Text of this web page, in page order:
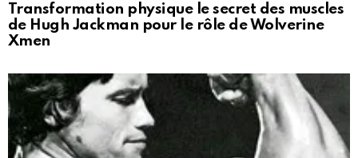
Transformation physique le secret des muscles
de Hugh Jackman pour le rôle de Wolverine
Xmen